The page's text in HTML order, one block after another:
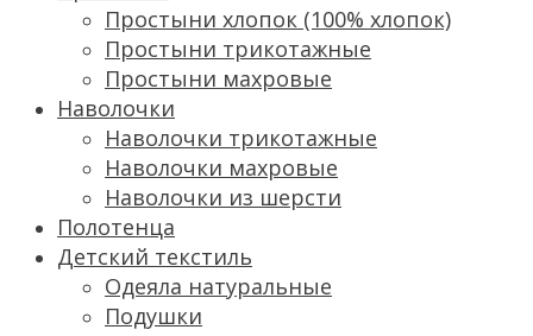
Простыни хлопок (100% хлопок)
Простыни трикотажные
Простыни махровые
Наволочки
Наволочки трикотажные
Наволочки махровые
Наволочки из шерсти
Полотенца
Детский текстиль
Одеяла натуральные
Подушки